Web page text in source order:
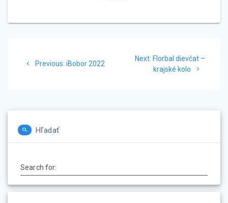
Previous: Previous
iBobor 2022
Next: Next
post:
Florbal dievčat –
krajské kolo
Hľadať
Search for: